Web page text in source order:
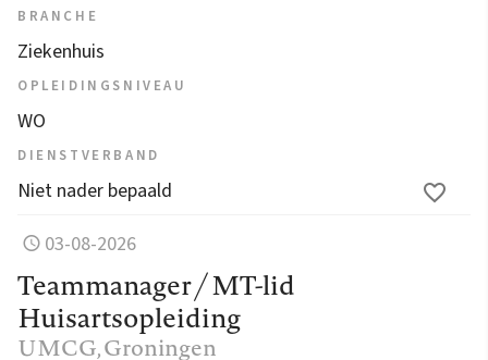
BRANCHE
Ziekenhuis
OPLEIDINGSNIVEAU
WO
DIENSTVERBAND
Niet nader bepaald
03-08-2026
Teammanager / MT-lid
Huisartsopleiding
UMCG, Groningen